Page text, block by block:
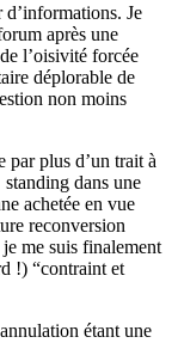
Je
après une
l’oisivité forcée
déplorable de
non moins
par plus d’un trait à
dans une
achetée en vue
reconversion
me suis finalement
!) “contraint et
étant une